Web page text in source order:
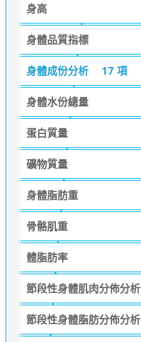
身高
身體品質指標
身體成份分析 17 項
身體水份總量
蛋白質量
礦物質量
身體脂肪重
骨骼肌重
體脂肪率
節段性身體肌肉分佈分析
節段性身體脂肪分佈分析